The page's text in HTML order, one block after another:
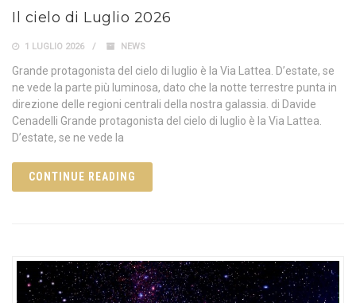
Il cielo di Luglio 2026
1 LUGLIO 2026 NEWS
Grande protagonista del cielo di luglio è la Via Lattea. D’estate, se
ne vede la parte più luminosa, dato che la notte terrestre punta in
direzione delle regioni centrali della nostra galassia. di Davide
Cenadelli Grande protagonista del cielo di luglio è la Via Lattea.
D’estate, se ne vede la
CONTINUE READING